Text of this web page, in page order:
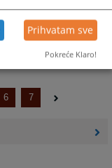
6 7
Prihvatam sve
Pokreće Klaro!